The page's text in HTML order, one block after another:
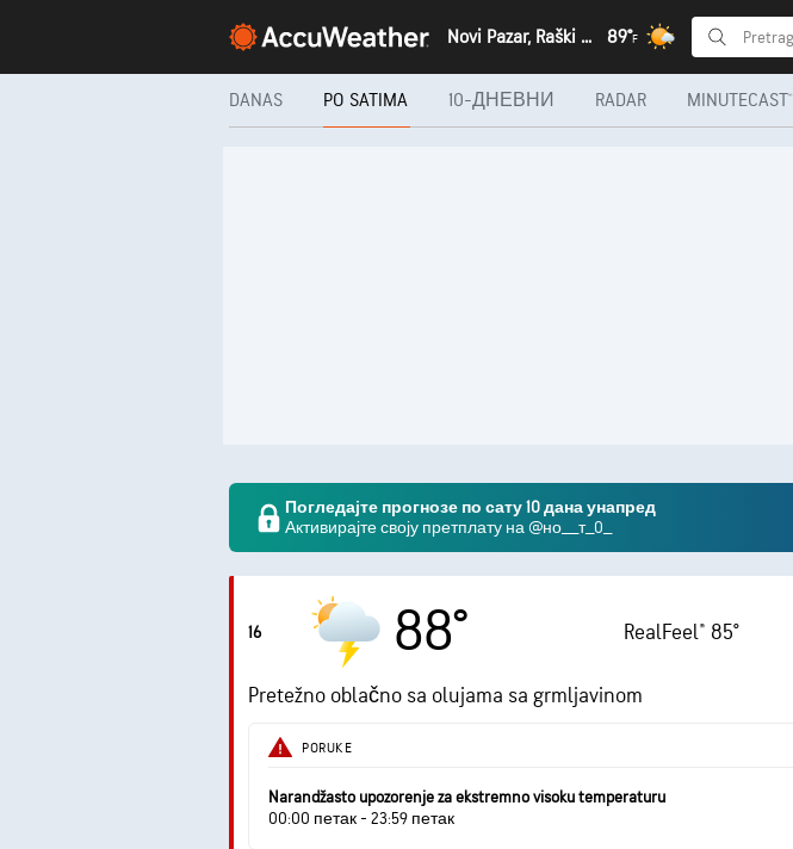
Novi Pazar, Raški okrug 89°F
DANAS PO SATIMA 10-ДНЕВНИ RADAR MINUTECAST®
Погледајте прогнозе по сату 10 дана унапред
Активирајте своју претплату на @но__т_0_
16 88° RealFeel® 85°
Pretežno oblačno sa olujama sa grmljavinom
PORUKE
Narandžasto upozorenje za ekstremno visoku temperaturu
00:00 петак - 23:59 петак